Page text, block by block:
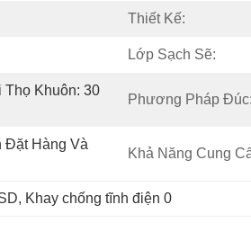
Thiết Kế:
Lớp Sạch Sẽ:
Thọ Khuôn: 30
Phương Pháp Đúc:
Đặt Hàng Và
Khả Năng Cung
, Khay chống tĩnh điện 0